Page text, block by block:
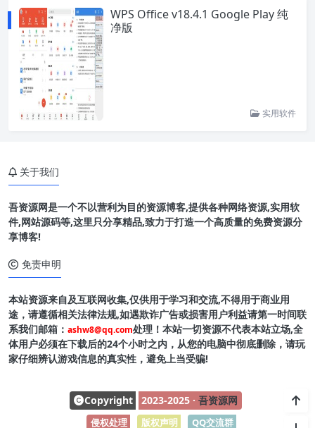
WPS Office v18.4.1 Google Play 纯
净版
实用软件
关于我们
吾资源网是一个不以营利为目的资源博客,提供各种网络资源,实用软
件,网站源码等,这里只分享精品,致力于打造一个高质量的免费资源分
享博客!
免责申明
本站资源来自及互联网收集,仅供用于学习和交流,不得用于商业用
途，请遵循相关法律法规,如遇欺诈广告或损害用户利益请第一时间联
系我们邮箱： ashw8@qq.com处理！本站一切资源不代表本站立场,全
体用户必须在下载后的24个小时之内，从您的电脑中彻底删除，请玩
家仔细辨认游戏信息的真实性，避免上当受骗!
Copyright 2023-2025 · 吾资源网
侵权处理 版权声明 QQ交流群